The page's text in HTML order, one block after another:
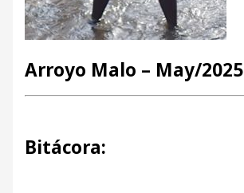
Arroyo Malo – May/2025
Bitácora: